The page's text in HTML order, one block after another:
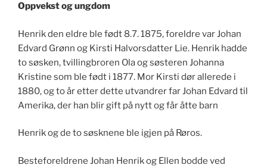
Oppvekst og ungdom
Henrik den eldre ble født 8.7. 1875, foreldre var Johan
Edvard Grønn og Kirsti Halvorsdatter Lie. Henrik hadde
to søsken, tvillingbroren Ola og søsteren Johanna
Kristine som ble født i 1877. Mor Kirsti dør allerede i
1880, og to år etter dette utvandrer far Johan Edvard til
Amerika, der han blir gift på nytt og får åtte barn
Henrik og de to søsknene ble igjen på Røros.
Besteforeldrene Johan Henrik og Ellen bodde ved